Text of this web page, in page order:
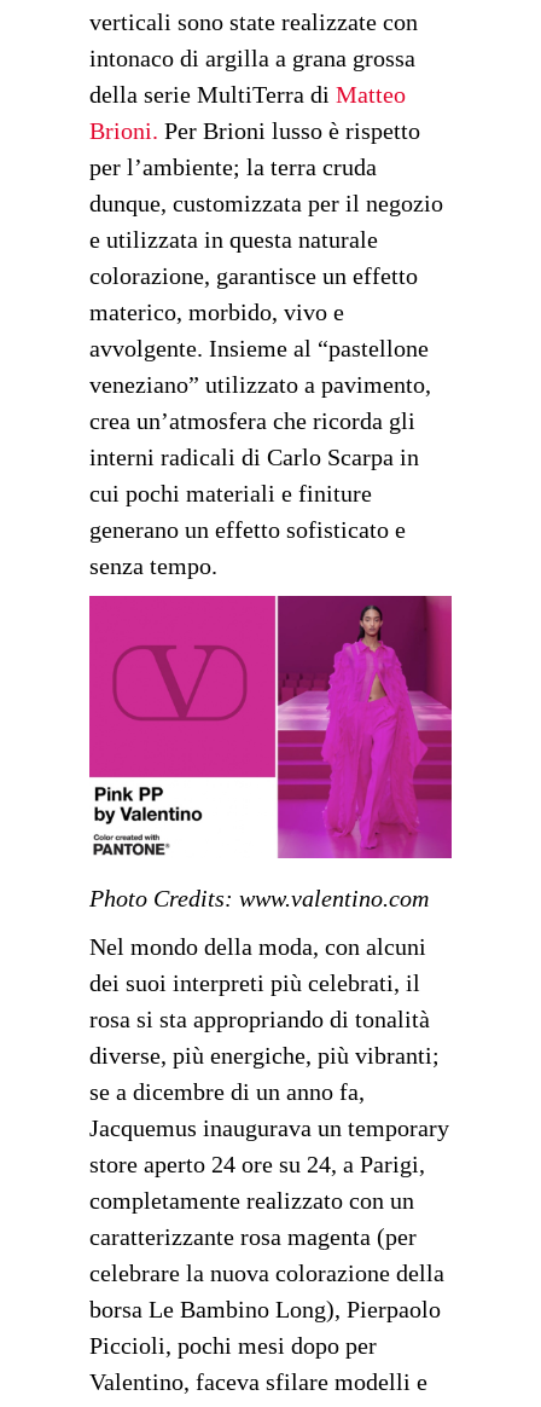
verticali sono state realizzate con
intonaco di argilla a grana grossa
della serie MultiTerra di Matteo
Brioni. Per Brioni lusso è rispetto
per l’ambiente; la terra cruda
dunque, customizzata per il negozio
e utilizzata in questa naturale
colorazione, garantisce un effetto
materico, morbido, vivo e
avvolgente. Insieme al “pastellone
veneziano” utilizzato a pavimento,
crea un’atmosfera che ricorda gli
interni radicali di Carlo Scarpa in
cui pochi materiali e finiture
generano un effetto sofisticato e
senza tempo.
Photo Credits: www.valentino.com
Nel mondo della moda, con alcuni
dei suoi interpreti più celebrati, il
rosa si sta appropriando di tonalità
diverse, più energiche, più vibranti;
se a dicembre di un anno fa,
Jacquemus inaugurava un temporary
store aperto 24 ore su 24, a Parigi,
completamente realizzato con un
caratterizzante rosa magenta (per
celebrare la nuova colorazione della
borsa Le Bambino Long), Pierpaolo
Piccioli, pochi mesi dopo per
Valentino, faceva sfilare modelli e